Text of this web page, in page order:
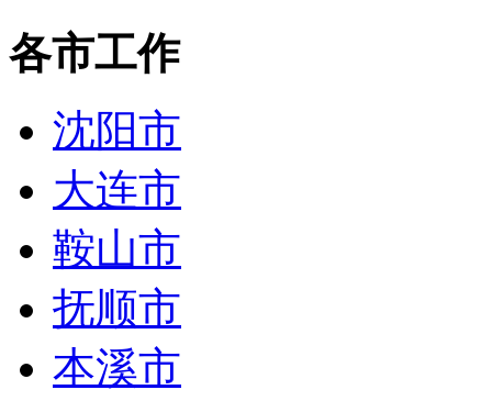
各市工作
沈阳市
大连市
鞍山市
抚顺市
本溪市